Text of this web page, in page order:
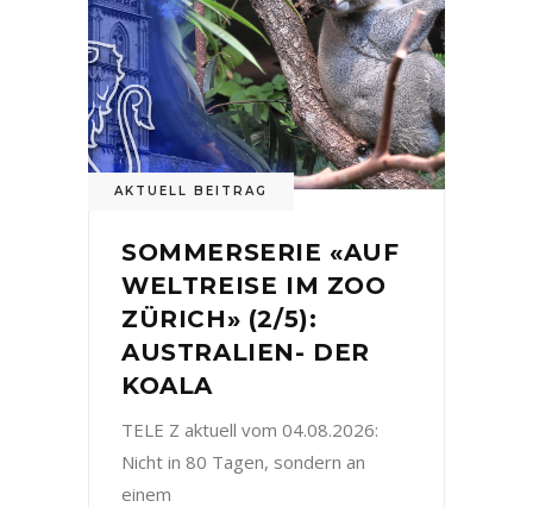
AKTUELL BEITRAG
SOMMERSERIE «AUF
WELTREISE IM ZOO
ZÜRICH» (2/5):
AUSTRALIEN- DER
KOALA
TELE Z aktuell vom 04.08.2026:
Nicht in 80 Tagen, sondern an
einem